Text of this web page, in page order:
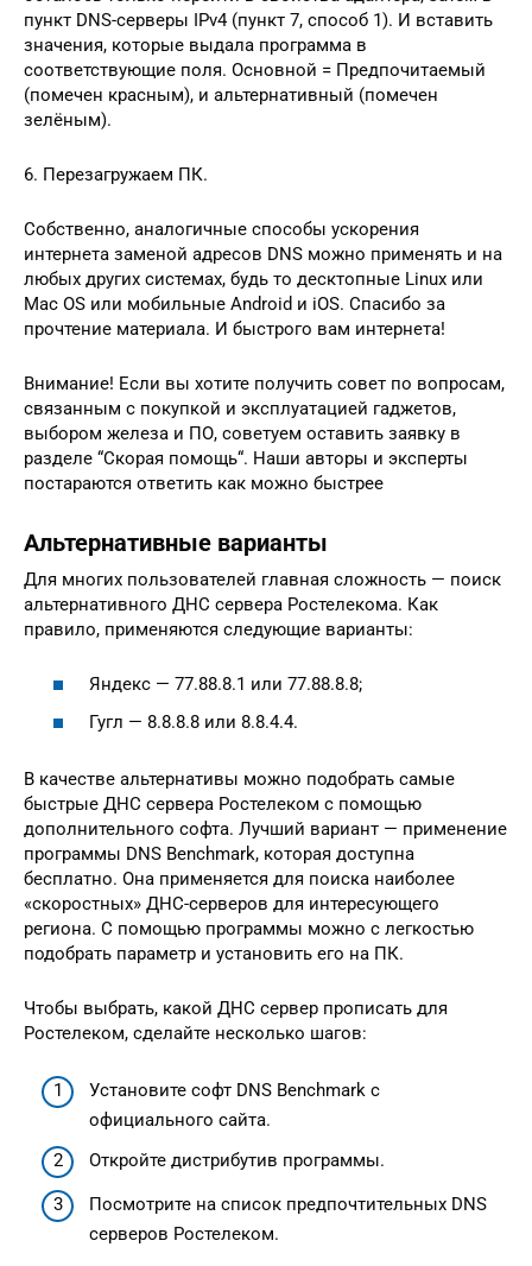
пункт DNS-серверы IPv4 (пункт 7, способ 1). И вставить
значения, которые выдала программа в
соответствующие поля. Основной = Предпочитаемый
(помечен красным), и альтернативный (помечен
зелёным).
6. Перезагружаем ПК.
Собственно, аналогичные способы ускорения
интернета заменой адресов DNS можно применять и на
любых других системах, будь то десктопные Linux или
Mac OS или мобильные Android и iOS. Спасибо за
прочтение материала. И быстрого вам интернета!
Внимание! Если вы хотите получить совет по вопросам,
связанным с покупкой и эксплуатацией гаджетов,
выбором железа и ПО, советуем оставить заявку в
разделе “Скорая помощь“. Наши авторы и эксперты
постараются ответить как можно быстрее
Альтернативные варианты
Для многих пользователей главная сложность — поиск
альтернативного ДНС сервера Ростелекома. Как
правило, применяются следующие варианты:
Яндекс — 77.88.8.1 или 77.88.8.8;
Гугл — 8.8.8.8 или 8.8.4.4.
В качестве альтернативы можно подобрать самые
быстрые ДНС сервера Ростелеком с помощью
дополнительного софта. Лучший вариант — применение
программы DNS Benchmark, которая доступна
бесплатно. Она применяется для поиска наиболее
«скоростных» ДНС-серверов для интересующего
региона. С помощью программы можно с легкостью
подобрать параметр и установить его на ПК.
Чтобы выбрать, какой ДНС сервер прописать для
Ростелеком, сделайте несколько шагов:
Установите софт DNS Benchmark с
официального сайта.
Откройте дистрибутив программы.
Посмотрите на список предпочтительных DNS
серверов Ростелеком.